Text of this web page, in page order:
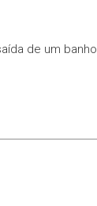
de um banho.